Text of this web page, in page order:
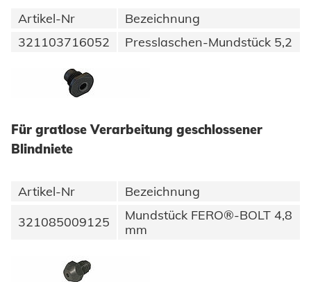
Artikel-Nr
Bezeichnung
321103716052
Presslaschen-Mundstück 5,2
Für gratlose Verarbeitung geschlossener
Blindniete
Artikel-Nr
Bezeichnung
321085009125
Mundstück FERO®-BOLT 4,8
mm